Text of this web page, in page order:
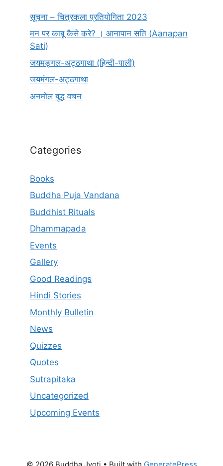
सूचना – चित्रकला प्रतियोगिता 2023
मन पर काबू कैसे करे? । आनापान सति (Aanapan
Sati)
जयमङ्गल-अट्ठगाथा (हिन्दी-पाली)
जयमंगल-अट्ठगाथा
अनमोल बुद्ध वचन
Categories
Books
Buddha Puja Vandana
Buddhist Rituals
Dhammapada
Events
Gallery
Good Readings
Hindi Stories
Monthly Bulletin
News
Quizzes
Quotes
Sutrapitaka
Uncategorized
Upcoming Events